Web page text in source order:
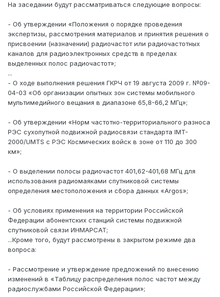
На заседании будут рассматриваться следующие вопросы:
- Об утверждении «Положения о порядке проведения
экспертизы, рассмотрения материалов и принятия решения о
присвоении (назначении) радиочастот или радиочастотных
каналов для радиоэлектронных средств в пределах
выделенных полос радиочастот»;
...
- О ходе выполнения решения ГКРЧ от 19 августа 2009 г. №09-
04-03 «Об организации опытных зон системы мобильного
мультимедийного вещания в диапазоне 65,8-66,2 МГц»;
- Об утверждении «Норм частотно-территориального разноса
РЭС сухопутной подвижной радиосвязи стандарта IMT-
2000/UMTS с РЭС Космических войск в зоне от 110 до 300
км»;
- О выделении полосы радиочастот 401,62-401,68 МГц для
использования радиомаяками спутниковой системы
определения местоположения и сбора данных «Argos»;
- Об условиях применения на территории Российской
Федерации абонентских станций системы подвижной
спутниковой связи ИНМАРСАТ;
...Кроме того, будут рассмотрены в закрытом режиме два
вопроса:
- Рассмотрение и утверждение предложений по внесению
изменений в «Таблицу распределения полос частот между
радиослужбами Российской Федерации»;